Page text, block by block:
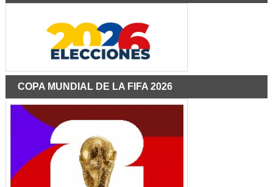
COPA MUNDIAL DE LA FIFA 2026